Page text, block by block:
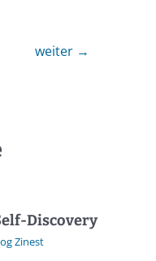
weiter →
Discovery
Zinest